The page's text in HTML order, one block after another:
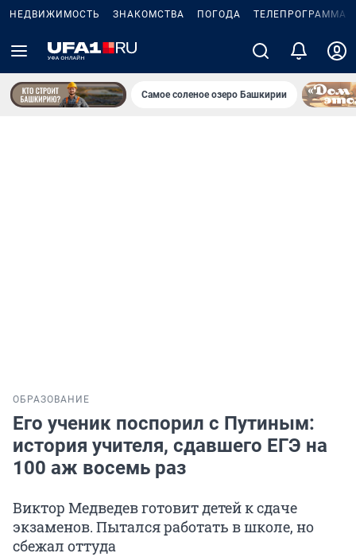
НЕДВИЖИМОСТЬ ЗНАКОМСТВА ПОГОДА ТЕЛЕПРОГРАММА
Самое соленое озеро Башкирии
ОБРАЗОВАНИЕ
Его ученик поспорил с Путиным:
история учителя, сдавшего ЕГЭ на
100 аж восемь раз
Виктор Медведев готовит детей к сдаче
экзаменов. Пытался работать в школе, но
сбежал оттуда